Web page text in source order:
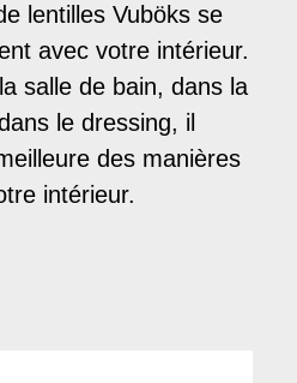
lentilles Vuböks se
avec votre intérieur.
salle de bain, dans la
le dressing, il
des manières
intérieur.